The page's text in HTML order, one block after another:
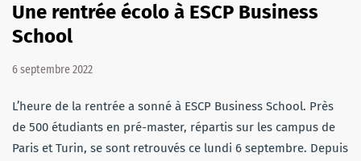
Une rentrée écolo à ESCP Business
School
6 septembre 2022
L’heure de la rentrée a sonné à ESCP Business School. Près
de 500 étudiants en pré-master, répartis sur les campus de
Paris et Turin, se sont retrouvés ce lundi 6 septembre. Depuis